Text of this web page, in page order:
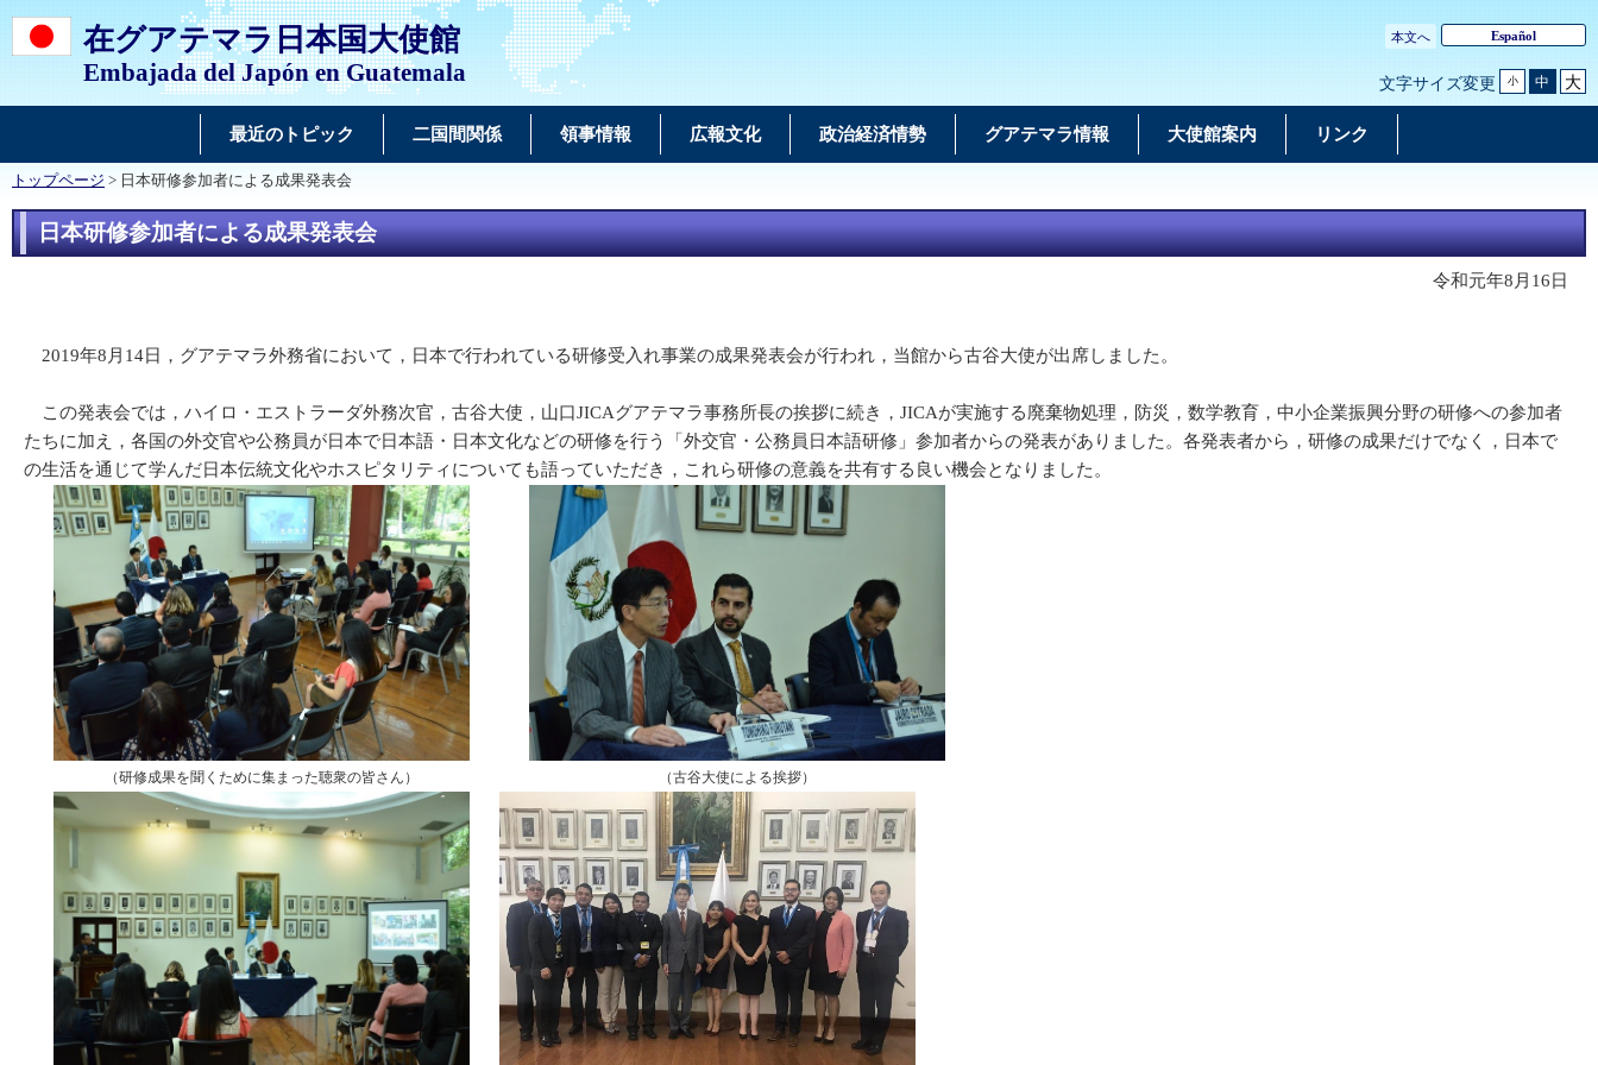
在グアテマラ日本国大使館
Embajada del Japón en Guatemala
本文へ Español
文字サイズ変更 小 中 大
最近のトピック 二国間関係 領事情報 広報文化 政治経済情勢 グアテマラ情報 大使館案内 リンク
トップページ > 日本研修参加者による成果発表会
日本研修参加者による成果発表会
令和元年8月16日
2019年8月14日，グアテマラ外務省において，日本で行われている研修受入れ事業の成果発表会が行われ，当館から古谷大使が出席しました。
この発表会では，ハイロ・エストラーダ外務次官，古谷大使，山口JICAグアテマラ事務所長の挨拶に続き，JICAが実施する廃棄物処理，防災，数学教育，中小企業振興分野の研修への参加者
たちに加え，各国の外交官や公務員が日本で日本語・日本文化などの研修を行う「外交官・公務員日本語研修」参加者からの発表がありました。各発表者から，研修の成果だけでなく，日本で
の生活を通じて学んだ日本伝統文化やホスピタリティについても語っていただき，これら研修の意義を共有する良い機会となりました。
（研修成果を聞くために集まった聴衆の皆さん） （古谷大使による挨拶）